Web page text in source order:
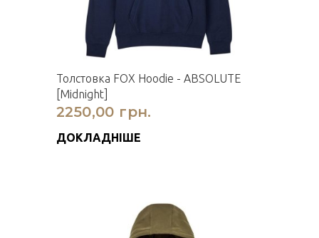
Толстовка FOX Hoodie - ABSOLUTE
[Midnight]
2250,00 грн.
ДОКЛАДНІШЕ